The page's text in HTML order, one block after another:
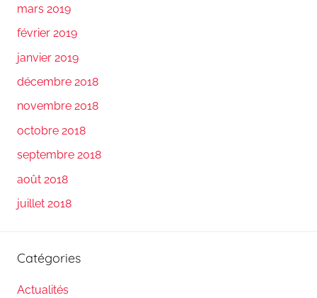
mars 2019
février 2019
janvier 2019
décembre 2018
novembre 2018
octobre 2018
septembre 2018
août 2018
juillet 2018
Catégories
Actualités